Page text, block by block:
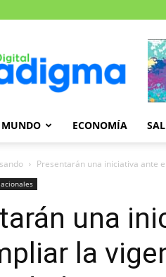
Paradigma
MUNDO ECONOMÍA
Presentarán una iniciativa ante
una
la